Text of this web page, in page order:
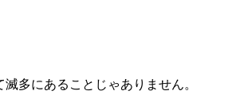
多にあることじゃありません。